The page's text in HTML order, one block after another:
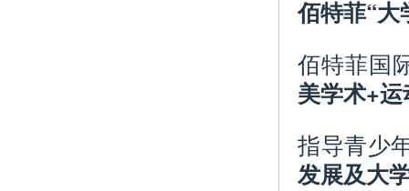
佰特菲“大
佰特菲国
美学术+
指导青少
发展及大